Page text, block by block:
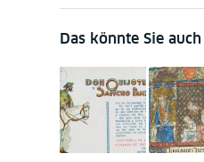
Das könnte Sie